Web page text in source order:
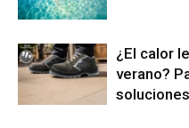
¿El calor
verano?
soluciones